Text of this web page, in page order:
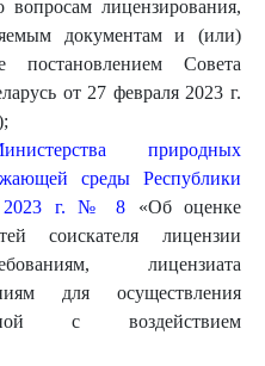
лицензирования,
документам и (или)
постановлением Совета
от 27 февраля 2023 г.
природных
среды Республики
2023 г. № 8 «Об оценке
соискателя лицензии
лицензиата
для осуществления
с воздействием